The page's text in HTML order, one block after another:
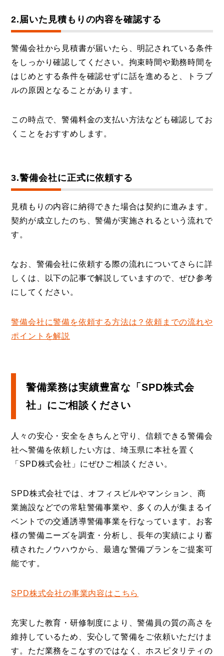
2.届いた見積もりの内容を確認する
警備会社から見積書が届いたら、明記されている条件
をしっかり確認してください。拘束時間や勤務時間を
はじめとする条件を確認せずに話を進めると、トラブ
ルの原因となることがあります。
この時点で、警備料金の支払い方法なども確認してお
くことをおすすめします。
3.警備会社に正式に依頼する
見積もりの内容に納得できた場合は契約に進みます。
契約が成立したのち、警備が実施されるという流れで
す。
なお、警備会社に依頼する際の流れについてさらに詳
しくは、以下の記事で解説していますので、ぜひ参考
にしてください。
警備会社に警備を依頼する方法は？依頼までの流れや
ポイントを解説
警備業務は実績豊富な「SPD株式会
社」にご相談ください
人々の安心・安全をきちんと守り、信頼できる警備会
社へ警備を依頼したい方は、埼玉県に本社を置く
「SPD株式会社」にぜひご相談ください。
SPD株式会社では、オフィスビルやマンション、商
業施設などでの常駐警備事業や、多くの人が集まるイ
ベントでの交通誘導警備事業を行なっています。お客
様の警備ニーズを調査・分析し、長年の実績により蓄
積されたノウハウから、最適な警備プランをご提案可
能です。
SPD株式会社の事業内容はこちら
充実した教育・研修制度により、警備員の質の高さを
維持しているため、安心して警備をご依頼いただけま
す。ただ業務をこなすのではなく、ホスピタリティの